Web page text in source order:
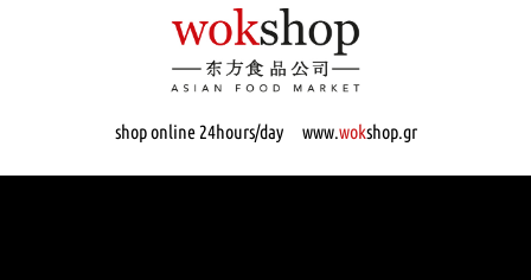
shop online 24hours/day www.wokshop.gr